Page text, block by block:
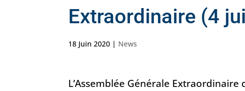
Extraordinaire (4
18 Juin 2020 | News
L’Assemblée Générale